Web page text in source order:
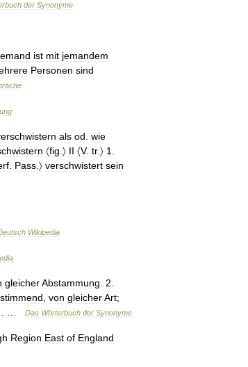
der Synonyme
ist mit jemandem
Personen sind
als od wie
〈fig 〉 II 〈V. tr.〉 1
Pass 〉 verschwistert sein
Wikipedia
gleicherAbstammung 2
von gleicherArt;
… Das Wörterbuch der Synonyme
Region East of England